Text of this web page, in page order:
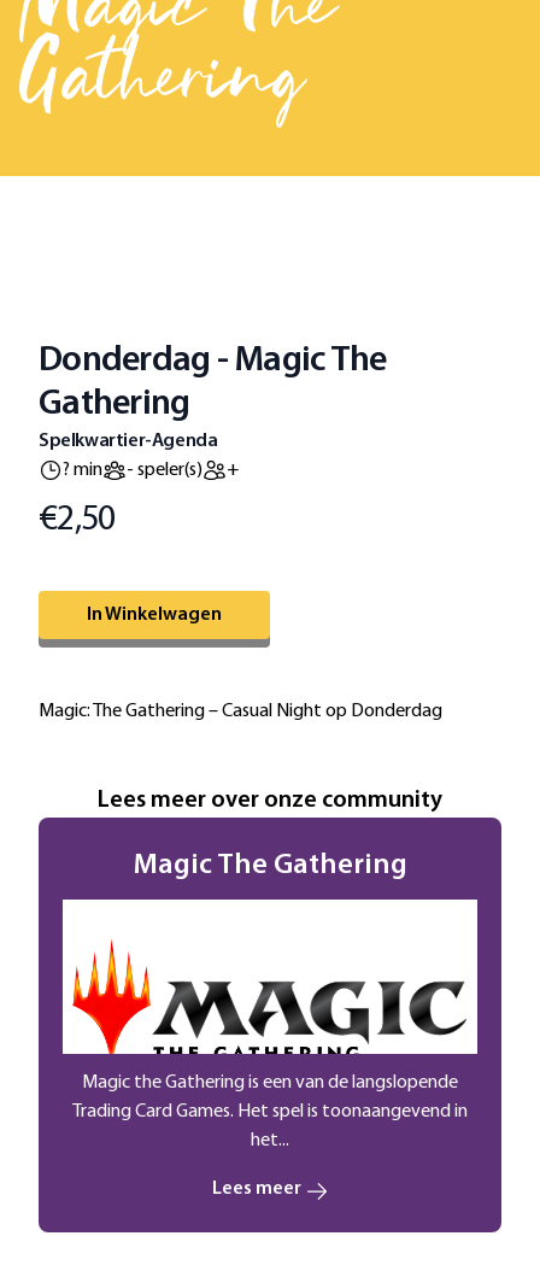
Gathering
Donderdag - Magic The
Gathering
Spelkwartier-Agenda
? min
- speler(s) +
Prijs
€2,50
In Winkelwagen
Extra informatie
Magic: The Gathering – Casual Night op Donderdag
Lees meer over onze community
Magic The Gathering
Magic the Gathering is een van de langslopende
Trading Card Games. Het spel is toonaangevend in
het...
Lees meer